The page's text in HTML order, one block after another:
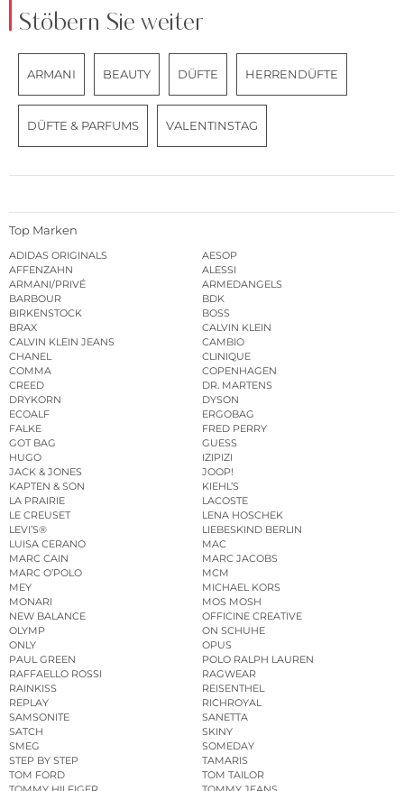
Stöbern Sie weiter
ARMANI BEAUTY DÜFTE HERRENDÜFTE
DÜFTE & PARFUMS VALENTINSTAG
Top Marken
ADIDAS ORIGINALS
AESOP
AFFENZAHN
ALESSI
ARMANI/PRIVÉ
ARMEDANGELS
BARBOUR
BDK
BIRKENSTOCK
BOSS
BRAX
CALVIN KLEIN
CALVIN KLEIN JEANS
CAMBIO
CHANEL
CLINIQUE
COMMA
COPENHAGEN
CREED
DR. MARTENS
DRYKORN
DYSON
ECOALF
ERGOBAG
FALKE
FRED PERRY
GOT BAG
GUESS
HUGO
IZIPIZI
JACK & JONES
JOOP!
KAPTEN & SON
KIEHL’S
LA PRAIRIE
LACOSTE
LE CREUSET
LENA HOSCHEK
LEVI’S®
LIEBESKIND BERLIN
LUISA CERANO
MAC
MARC CAIN
MARC JACOBS
MARC O’POLO
MCM
MEY
MICHAEL KORS
MONARI
MOS MOSH
NEW BALANCE
OFFICINE CREATIVE
OLYMP
ON SCHUHE
ONLY
OPUS
PAUL GREEN
POLO RALPH LAUREN
RAFFAELLO ROSSI
RAGWEAR
RAINKISS
REISENTHEL
REPLAY
RICHROYAL
SAMSONITE
SANETTA
SATCH
SKINY
SMEG
SOMEDAY
STEP BY STEP
TAMARIS
TOM FORD
TOM TAILOR